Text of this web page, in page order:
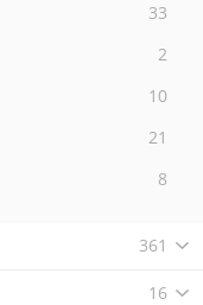
33
2
10
21
8
361
16